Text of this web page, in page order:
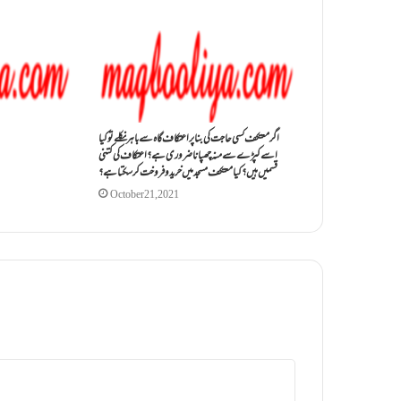
اگر معتکف کسی حاجت کی بنا پر اعتکاف گاہ سے باہر نکلے تو کیا
اسے کپڑے سے منہ چھپانا ضروری ہے؟اعتکاف کی کتنی
قسمیں ہیں؟کیا معتکف مسجد میں خرید و فروخت کر سکتا ہے؟
October 21, 2021